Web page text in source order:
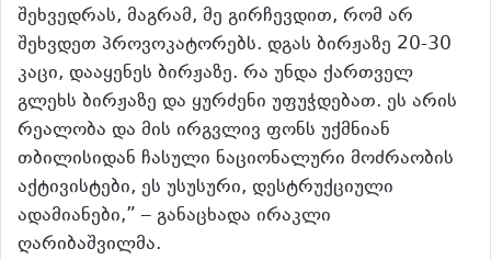
შეხვედრას, მაგრამ, მე გირჩევდით, რომ არ
შეხვდეთ პროვოკატორებს. დგას ბირჟაზე 20-30
კაცი, დააყენეს ბირჟაზე. რა უნდა ქართველ
გლეხს ბირჟაზე და ყურძენი უფუჭდებათ. ეს არის
რეალობა და მის ირგვლივ ფონს უქმნიან
თბილისიდან ჩასული ნაციონალური მოძრაობის
აქტივისტები, ეს უსუსური, დესტრუქციული
ადამიანები,” – განაცხადა ირაკლი
ღარიბაშვილმა.